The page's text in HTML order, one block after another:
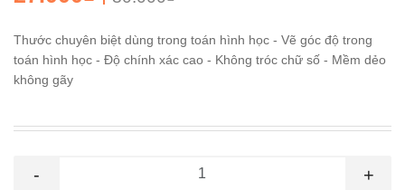
Thước chuyên biệt dùng trong toán hình học - Vẽ góc độ trong
toán hình học - Độ chính xác cao - Không tróc chữ số - Mềm dẻo
không gãy
- +